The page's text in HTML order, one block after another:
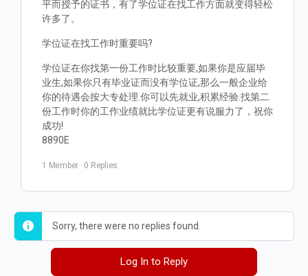
平而授予的证书，有了学位证在找工作方面就变得轻松
许多了。
学位证在找工作时重要吗?
学位证在你找第一份工作时比较重要,如果你是应届毕
业生,如果你只有毕业证而没有学位证,那么一般企业给
你的待遇会按大专处理.你可以先就业,积累经验.找第二
份工作时你的工作业绩就比学位证更有说服力了，祝你
成功!
8890E
1 Member · 0 Replies
Sorry, there were no replies found.
Log In to Reply